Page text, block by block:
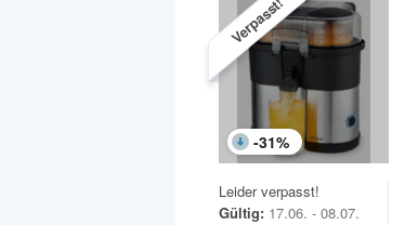
Verpasst!
-31%
Leider verpasst!
Gültig: 17.06. - 08.07.